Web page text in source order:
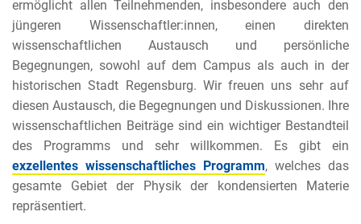
ermöglicht allen Teilnehmenden, insbesondere auch den
jüngeren Wissenschaftler:innen, einen direkten
wissenschaftlichen Austausch und persönliche
Begegnungen, sowohl auf dem Campus als auch in der
historischen Stadt Regensburg. Wir freuen uns sehr auf
diesen Austausch, die Begegnungen und Diskussionen. Ihre
wissenschaftlichen Beiträge sind ein wichtiger Bestandteil
des Programms und sehr willkommen. Es gibt ein
exzellentes wissenschaftliches Programm, welches das
gesamte Gebiet der Physik der kondensierten Materie
repräsentiert.